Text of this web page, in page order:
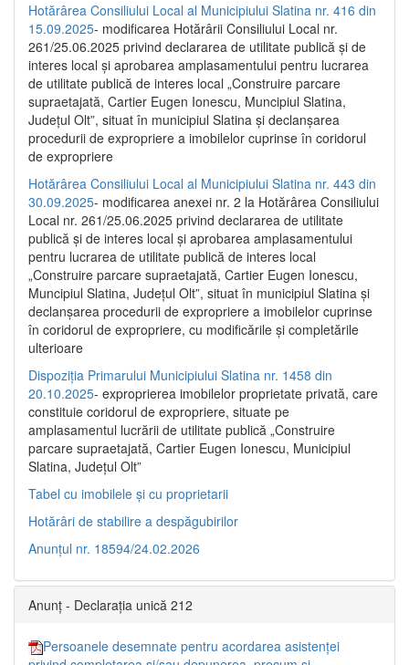
Hotărârea Consiliului Local al Municipiului Slatina nr. 416 din
15.09.2025- modificarea Hotărârii Consiliului Local nr.
261/25.06.2025 privind declararea de utilitate publică și de
interes local și aprobarea amplasamentului pentru lucrarea
de utilitate publică de interes local „Construire parcare
supraetajată, Cartier Eugen Ionescu, Muncipiul Slatina,
Județul Olt”, situat în municipiul Slatina și declanșarea
procedurii de expropriere a imobilelor cuprinse în coridorul
de expropriere
Hotărârea Consiliului Local al Municipiului Slatina nr. 443 din
30.09.2025- modificarea anexei nr. 2 la Hotărârea Consiliului
Local nr. 261/25.06.2025 privind declararea de utilitate
publică şi de interes local şi aprobarea amplasamentului
pentru lucrarea de utilitate publică de interes local
„Construire parcare supraetajată, Cartier Eugen Ionescu,
Muncipiul Slatina, Judeţul Olt”, situat în municipiul Slatina şi
declanşarea procedurii de expropriere a imobilelor cuprinse
în coridorul de expropriere, cu modificările şi completările
ulterioare
Dispoziția Primarului Municipiului Slatina nr. 1458 din
20.10.2025- exproprierea imobilelor proprietate privată, care
constituie coridorul de expropriere, situate pe
amplasamentul lucrării de utilitate publică „Construire
parcare supraetajată, Cartier Eugen Ionescu, Municipiul
Slatina, Județul Olt”
Tabel cu imobilele și cu proprietarii
Hotărâri de stabilire a despăgubirilor
Anunțul nr. 18594/24.02.2026
Anunț - Declarația unică 212
Persoanele desemnate pentru acordarea asistenței